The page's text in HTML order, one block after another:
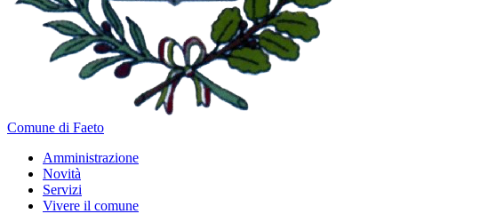
Comune di Faeto
Amministrazione
Novità
Servizi
Vivere il comune